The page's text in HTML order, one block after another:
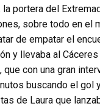
portera del
sobre todo en el
de empatar el
y llevaba al
con una gran
buscando el gol
de Laura que